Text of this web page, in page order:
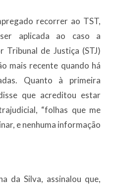
recorrer ao TST,
aplicada ao caso a
Tribunal de Justiça (STJ)
mais recente quando há
Quanto à primeira
que acreditou estar
“folhas que me
e nenhuma informação
da Silva, assinalou que,